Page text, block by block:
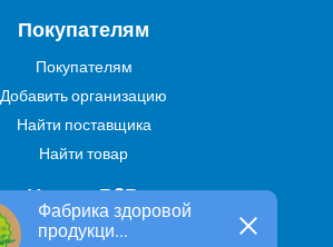
Фабрика здоровой
продукци...
Покупателям
Покупателям
Добавить организацию
Найти поставщика
Найти товар
Услуги В2В
Найти услугу